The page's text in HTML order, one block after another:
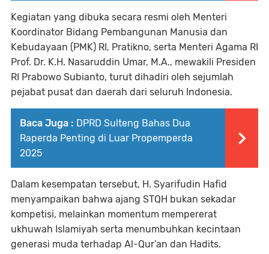
Kegiatan yang dibuka secara resmi oleh Menteri
Koordinator Bidang Pembangunan Manusia dan
Kebudayaan (PMK) RI, Pratikno, serta Menteri Agama RI
Prof. Dr. K.H. Nasaruddin Umar, M.A., mewakili Presiden
RI Prabowo Subianto, turut dihadiri oleh sejumlah
pejabat pusat dan daerah dari seluruh Indonesia.
Baca Juga : DPRD Sulteng Bahas Dua
Raperda Penting di Luar Propemperda
2025
Dalam kesempatan tersebut, H. Syarifudin Hafid
menyampaikan bahwa ajang STQH bukan sekadar
kompetisi, melainkan momentum mempererat
ukhuwah Islamiyah serta menumbuhkan kecintaan
generasi muda terhadap Al-Qur’an dan Hadits.